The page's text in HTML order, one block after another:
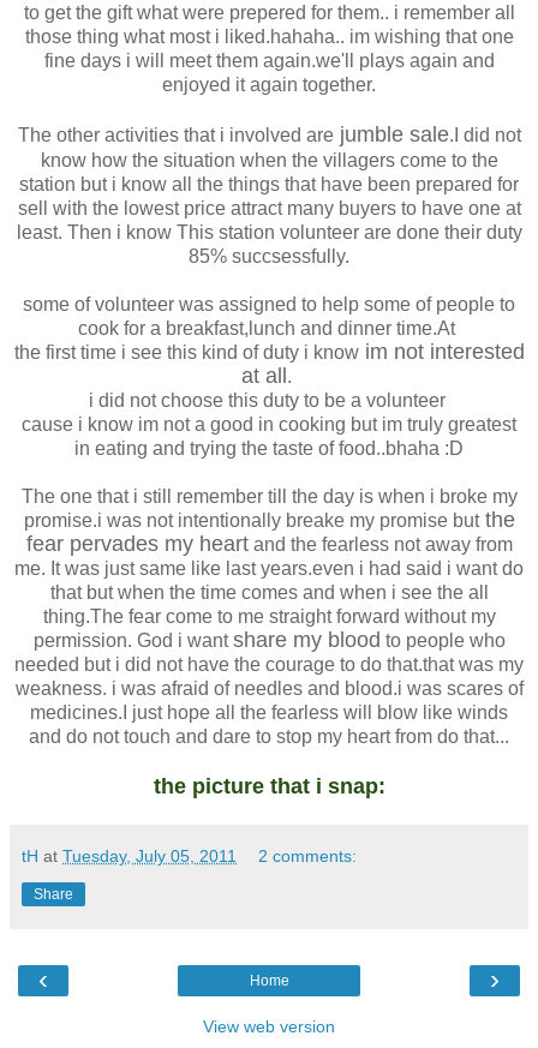
to get the gift what were prepered for them.. i remember all
those thing what most i liked.hahaha.. im wishing that one
fine days i will meet them again.we'll plays again and
enjoyed it again together.
The other activities that i involved are jumble sale.I did not
know how the situation when the villagers come to the
station but i know all the things that have been prepared for
sell with the lowest price attract many buyers to have one at
least. Then i know This station volunteer are done their duty
85% succsessfully.
some of volunteer was assigned to help some of people to
cook for a breakfast,lunch and dinner time.At
the first time i see this kind of duty i knowim not interested
at all.
i did not choose this duty to be a volunteer
cause i know im not a good in cooking but im truly greatest
in eating and trying the taste of food..bhaha :D
The one that i still remember till the day is when i broke my
promise.i was not intentionally breake my promise but the
fear pervades my heartand the fearless not away from
me. It was just same like last years.even i had said i want do
that but when the time comes and when i see the all
thing.The fear come to me straight forward without my
permission. God i wantshare my blood to people who
needed but i did not have the courage to do that.that was my
weakness. i was afraid of needles and blood.i was scares of
medicines.I just hope all the fearless will blow like winds
and do not touch and dare to stop my heart from do that...
the picture that i snap:
tH at Tuesday, July 05, 2011 2 comments:
Share
‹ ›
Home
View web version